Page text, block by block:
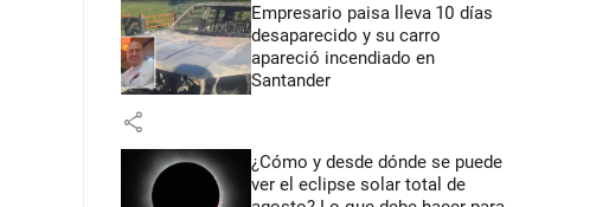
Empresario paisa lleva 10 días
desaparecido y su carro
apareció incendiado en
Santander
share
¿Cómo y desde dónde se puede
ver el eclipse solar total de